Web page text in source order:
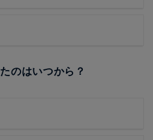
のはいつから？